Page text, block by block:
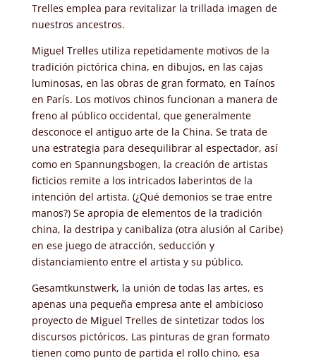
Trelles emplea para revitalizar la trillada imagen de
nuestros ancestros.
Miguel Trelles utiliza repetidamente motivos de la
tradición pictórica china, en dibujos, en las cajas
luminosas, en las obras de gran formato, en Taínos
en París. Los motivos chinos funcionan a manera de
freno al público occidental, que generalmente
desconoce el antiguo arte de la China. Se trata de
una estrategia para desequilibrar al espectador, así
como en Spannungsbogen, la creación de artistas
ficticios remite a los intricados laberintos de la
intención del artista. (¿Qué demonios se trae entre
manos?) Se apropia de elementos de la tradición
china, la destripa y canibaliza (otra alusión al Caribe)
en ese juego de atracción, seducción y
distanciamiento entre el artista y su público.
Gesamtkunstwerk, la unión de todas las artes, es
apenas una pequeña empresa ante el ambicioso
proyecto de Miguel Trelles de sintetizar todos los
discursos pictóricos. Las pinturas de gran formato
tienen como punto de partida el rollo chino, esa